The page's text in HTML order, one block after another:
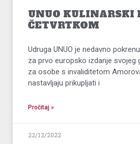
UNUO KULINARSKI
ČETVRTKOM
Udruga UNUO je nedavno
za prvo europsko izdanje svojeg
za osobe s invaliditetom
nastavljaju prikupljati i
Pročitaj »
22/12/2022